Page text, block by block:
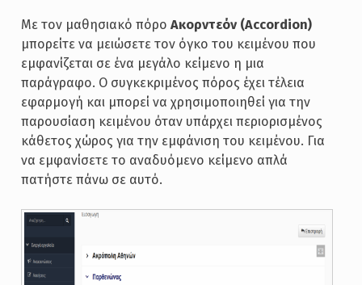
Με τον μαθησιακό πόρο Ακορντεόν (Accordion)
μπορείτε να μειώσετε τον όγκο του κειμένου που
εμφανίζεται σε ένα μεγάλο κείμενο η μια
παράγραφο. Ο συγκεκριμένος πόρος έχει τέλεια
εφαρμογή και μπορεί να χρησιμοποιηθεί για την
παρουσίαση κειμένου όταν υπάρχει περιορισμένος
κάθετος χώρος για την εμφάνιση του κειμένου. Για
να εμφανίσετε το αναδυόμενο κείμενο απλά
πατήστε πάνω σε αυτό.